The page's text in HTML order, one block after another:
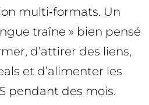
multi‑formats. Un
traîne » bien pensé
d’attirer des liens,
et d’alimenter les
pendant des mois.